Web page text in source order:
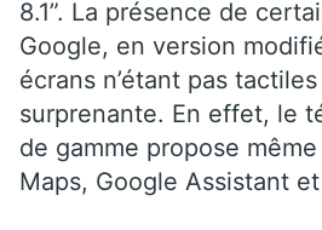
8.1”. La présence de
Google, en version
écrans n’étant pas
surprenante. En effet, le
de gamme propose
Maps, Google Assistant